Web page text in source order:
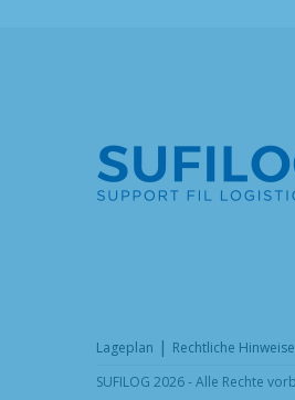
Lageplan | Rechtliche Hinweise
SUFILOG 2026 - Alle Rechte